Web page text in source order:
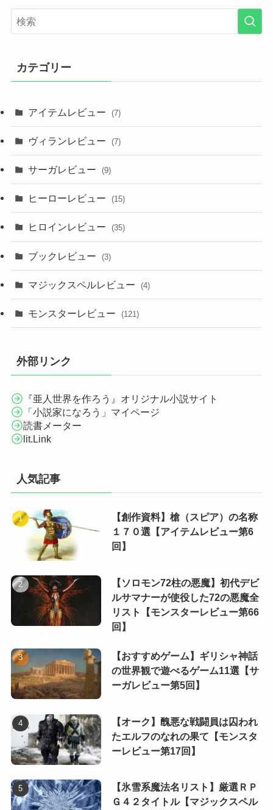
カテゴリー
アイテムレビュー (7)
ヴィランレビュー (7)
サーガレビュー (9)
ヒーローレビュー (15)
ヒロインレビュー (35)
ブックレビュー (3)
マジックスペルレビュー (4)
モンスターレビュー (121)
外部リンク
『亜人世界を作ろう』オリジナル小説サイト
「小説家になろう」マイページ
読書メーター
lit.Link
人気記事
【創作資料】槍（スピア）の名称
１７０選【アイテムレビュー第6
回】
【ソロモン72柱の悪魔】初代デビ
ルサマナーが使役した72の悪魔全
リスト【モンスターレビュー第66
回】
【おすすめゲーム】ギリシャ神話
の世界観で遊べるゲーム11選【サ
ーガレビュー第5回】
【オーク】醜悪な戦闘員は囚われ
たエルフのなれの果て【モンスタ
ーレビュー第17回】
【氷雪系魔法名リスト】厳選ＲＰ
Ｇ４２タイトル【マジックスペル